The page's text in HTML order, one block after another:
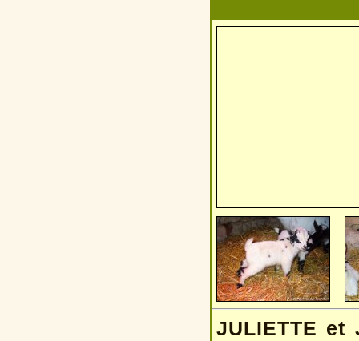
JULIETTE et